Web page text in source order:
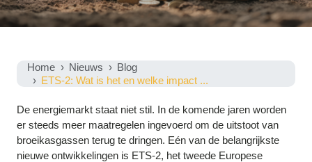
Home Nieuws
Blog
ETS-2: Wat is het en welke impact ...
De energiemarkt staat niet stil. In de komende jaren worden
er steeds meer maatregelen ingevoerd om de uitstoot van
broeikasgassen terug te dringen. Eén van de belangrijkste
nieuwe ontwikkelingen is ETS-2, het tweede Europese